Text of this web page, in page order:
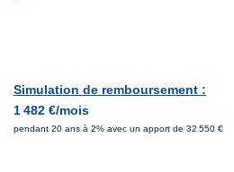
Simulation de remboursement :
1 482 €/mois
pendant 20 ans à 2% avec un apport de 32 550 €